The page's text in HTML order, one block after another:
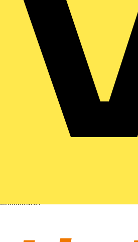
Zugang zu Branchennews,
und Tools – alles auf einer
und erhalten Sie stets aktuelle